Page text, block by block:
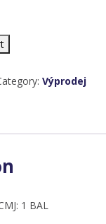
Výprodej
1 BAL